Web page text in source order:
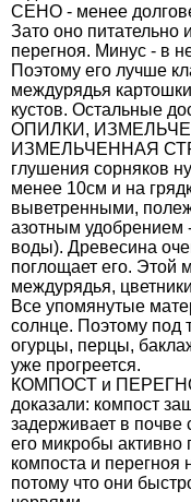
СЕНО - менее
Зато оно питательно
перегноя. Минус - в
Поэтому его лучше
междурядья
кустов. Остальные
ОПИЛКИ,
ИЗМЕЛЬЧЕННАЯ
глушения сорняков
менее 10см и на
выветренными,
азотным удобрением
воды). Древесина
поглощает его. Этой
междурядья,
Все упомянутые
солнце. Поэтому под
огурцы, перцы,
уже прогреется.
КОМПОСТ и
доказали: компост
задерживает в почве
его микробы активно
компоста и перегноя
потому что они